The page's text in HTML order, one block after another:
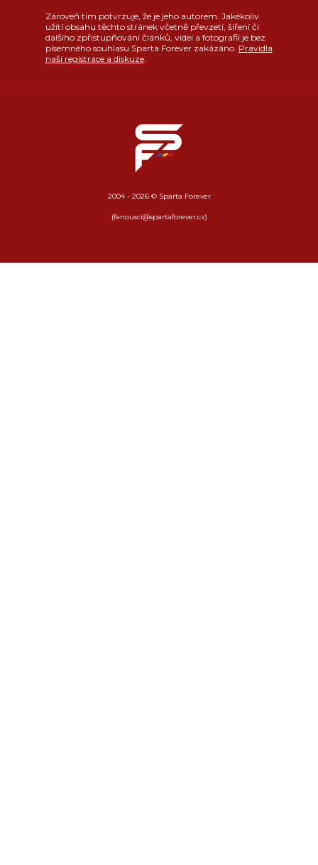
Zároveň tím potvrzuje, že je jeho autorem. Jakékoliv
užití obsahu těchto stránek včetně převzetí, šíření či
dalšího zpřístupňování článků, videí a fotografií je bez
písemného souhlasu Sparta Forever zakázáno. Pravidla
naší registrace a diskuze.
2004 - 2026 © Sparta Forever
(fanousci@spartaforever.cz)